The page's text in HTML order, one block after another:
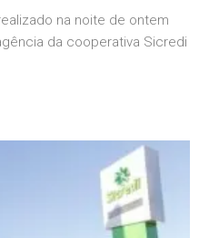
na noite de ontem
da cooperativa Sicredi